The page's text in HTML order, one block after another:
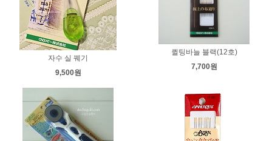
자수 실 꿰기
9,500원
퀼팅바늘 블랙(12호)
7,700원